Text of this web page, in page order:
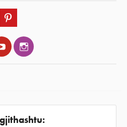
Twitter
YouTubeInstagram